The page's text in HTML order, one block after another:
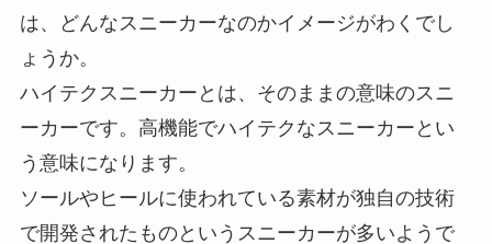
は、どんなスニーカーなのかイメージがわくでし
ょうか。
ハイテクスニーカーとは、そのままの意味のスニ
ーカーです。高機能でハイテクなスニーカーとい
う意味になります。
ソールやヒールに使われている素材が独自の技術
で開発されたものというスニーカーが多いようで